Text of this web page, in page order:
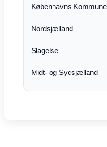
Københavns Kommune
Nordsjælland
Slagelse
Midt- og Sydsjælland